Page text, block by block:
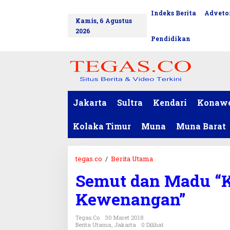
Kamis, 6 Agustus
2026
Indeks Berita
Pendidikan
Jakarta Sultra Kendari
Kolaka Timur Muna Muna Barat
tegas.co / Berita Utama
m
u
t
d
Semut dan Madu
Kewenangan”
Tegas.co
30 Maret 2018
Berita Utama, Jakarta 0 Dilihat